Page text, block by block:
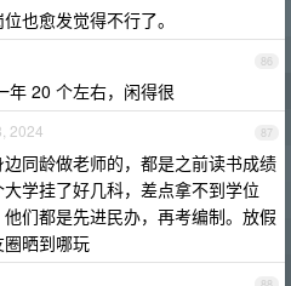
也愈发觉得不行了。
86
年 20 个左右，闲得很
87
2024
同龄做老师的，都是之前读书成绩
学挂了好几科，差点拿不到学位
们都是先进民办，再考编制。放假
晒到哪玩